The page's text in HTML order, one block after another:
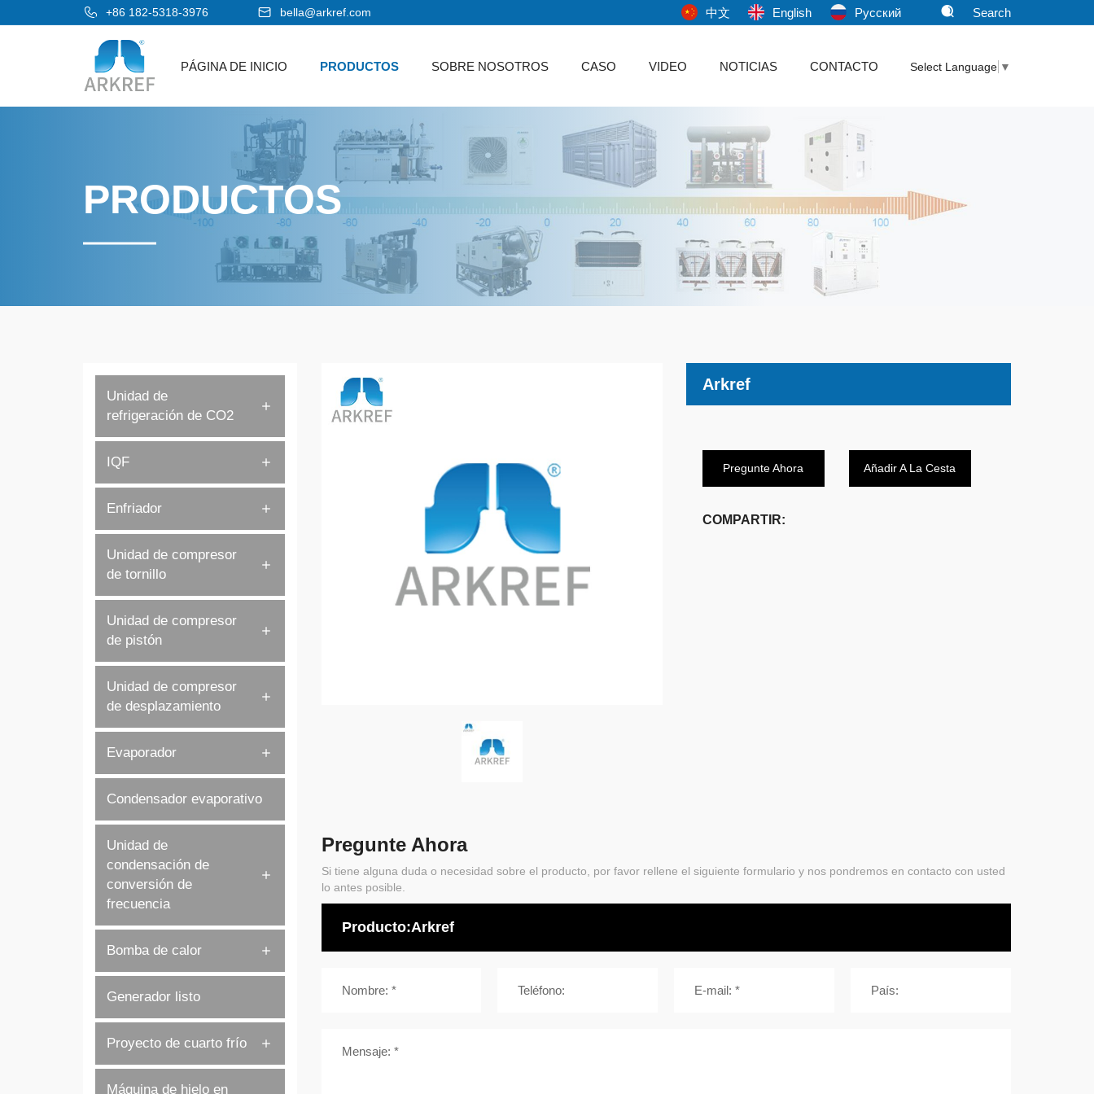
+86 182-5318-3976 bella@arkref.com 中文 English Pусский Search
PÁGINA DE INICIO PRODUCTOS SOBRE NOSOTROS CASO VIDEO NOTICIAS CONTACTO Select Language ▼
PRODUCTOS
Unidad de
refrigeración de CO2
IQF
Enfriador
Unidad de compresor
de tornillo
Unidad de compresor
de pistón
Unidad de compresor
de desplazamiento
Evaporador
Condensador evaporativo
Unidad de
condensación de
conversión de
frecuencia
Bomba de calor
Generador listo
Proyecto de cuarto frío
Máquina de hielo en
Arkref
Pregunte Ahora Añadir A La Cesta
COMPARTIR:
Pregunte Ahora
Si tiene alguna duda o necesidad sobre el producto, por favor rellene el siguiente formulario y nos pondremos en contacto con usted
lo antes posible.